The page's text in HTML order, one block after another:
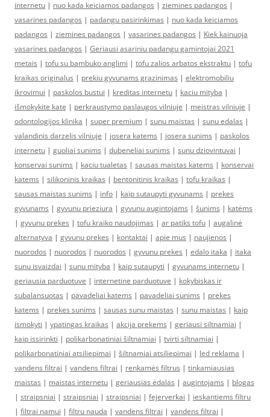
internetu | nuo kada keiciamos padangos | ziemines padangos |
vasarines padangos | padangu pasirinkimas | nuo kada keiciamos
padangos | ziemines padangos | vasarines padangos | Kiek kainuoja
vasarines padangos | Geriausi asariniu padangu gamintojai 2021
metais | tofu su bambuko anglimi | tofu zalios arbatos ekstraktu | tofu
kraikas originalus | prekiu gyvunams grazinimas | elektromobiliu
ikrovimui | paskolos bustui | kreditas internetu | kaciu mityba |
išmokykite katę | perkraustymo paslaugos vilniuje | meistras vilniuje |
odontologijos klinika | super premium | sunu maistas | sunu edalas |
valandinis darzelis vilniuje | josera katems | josera sunims | paskolos
internetu | guoliai sunims | dubeneliai sunims | sunu dziovintuvai |
konservai sunims | kaciu tualetas | sausas maistas katems | konservai
katems | silikoninis kraikas | bentonitinis kraikas | tofu kraikas |
sausas maistas sunims | info | kaip sutaupyti gyvunams | prekes
gyvunams | gyvunu prieziura | gyvunu augintojams | šunims | katėms
| gyvunu prekes | tofu kraiko naudojimas | ar patiks tofu | augalinė
alternatyva | gyvunu prekes | kontaktai | apie mus | naujienos |
nuorodos | nuorodos | nuorodos | gyvunu prekes | edalo itaka | itaka
sunu isvaizdai | sunu mityba | kaip sutaupyti | gyvunams internetu |
geriausia parduotuve | internetine parduotuve | kokybiskas ir
subalansuotas | pavadeliai katems | pavadeliai sunims | prekes
katems | prekes sunims | sausas sunu maistas | sunu maistas | kaip
ismokyti | ypatingas kraikas | akcija prekems | geriausi siltnamiai |
kaip issirinkti | polikarbonatiniai šiltnamiai | tvirti siltnamiai |
polikarbonatiniai atsiliepimai | šiltnamiai atsiliepimai | led reklama |
vandens filtrai | vandens filtrai | renkamės filtrus | tinkamiausias
maistas | maistas internetu | geriausias ėdalas | augintojams | blogas
| straipsniai | straipsniai | straipsniai | fejerverkai | ieskantiems filtru
| filtrai namui | filtru nauda | vandens filtrai | vandens filtrai |